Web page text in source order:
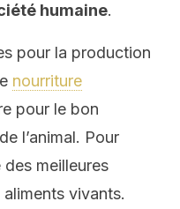
humaine.
pour la production
nourriture
pour le bon
l’animal. Pour
des meilleures
vivants.